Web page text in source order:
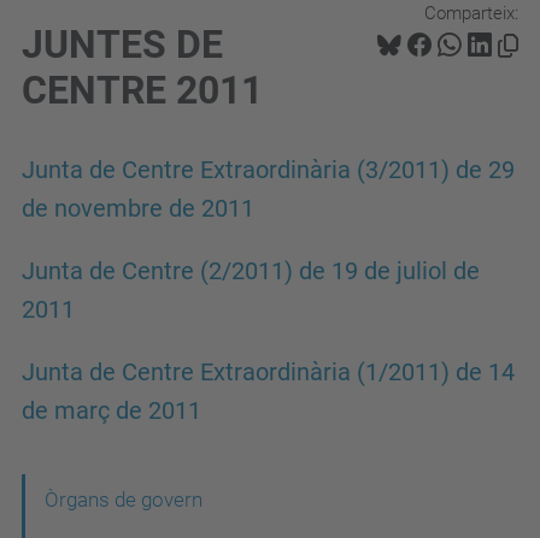
Comparteix:
JUNTES DE
CENTRE 2011
Junta de Centre Extraordinària (3/2011) de 29
de novembre de 2011
Junta de Centre (2/2011) de 19 de juliol de
2011
Junta de Centre Extraordinària (1/2011) de 14
de març de 2011
Òrgans de govern